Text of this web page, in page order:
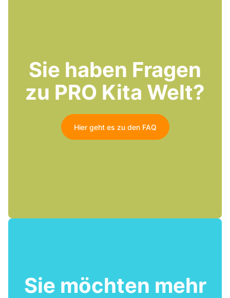
Sie haben Fragen
zu PRO Kita Welt?
Hier geht es zu den FAQ
Sie möchten mehr